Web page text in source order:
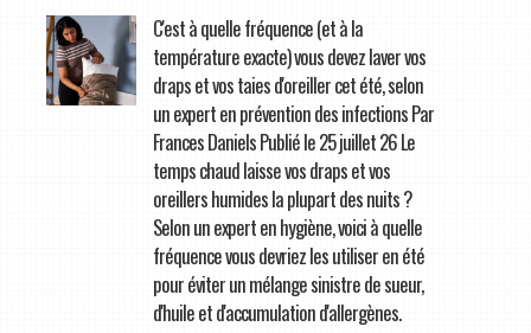
C'est à quelle fréquence (et à la
température exacte) vous devez laver vos
draps et vos taies d'oreiller cet été, selon
un expert en prévention des infections Par
Frances Daniels Publié le 25 juillet 26 Le
temps chaud laisse vos draps et vos
oreillers humides la plupart des nuits ?
Selon un expert en hygiène, voici à quelle
fréquence vous devriez les utiliser en été
pour éviter un mélange sinistre de sueur,
d'huile et d'accumulation d'allergènes.